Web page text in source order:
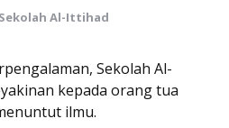
Al-Ittihad
Sekolah Al-
kepada orang tua
ilmu.